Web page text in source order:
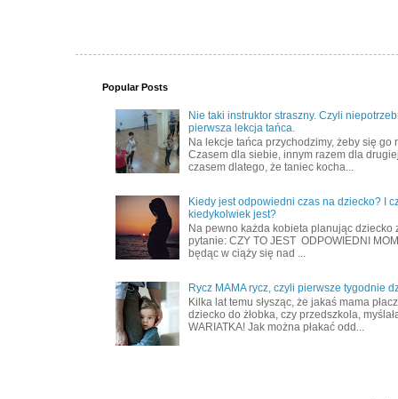
Popular Posts
Nie taki instruktor straszny. Czyli
pierwsza lekcja tańca.
Na lekcje tańca przychodzimy, żeby się go
Czasem dla siebie, innym razem dla
czasem dlatego, że taniec kocha...
Kiedy jest odpowiedni czas na dziecko? I
kiedykolwiek jest?
Na pewno każda kobieta planując dziecko
pytanie: CZY TO JEST ODPOWIEDNI
będąc w ciąży się nad ...
Rycz MAMA rycz, czyli pierwsze tygodnie
Kilka lat temu słysząc, że jakaś mama
dziecko do żłobka, czy przedszkola,
WARIATKA! Jak można płakać odd...